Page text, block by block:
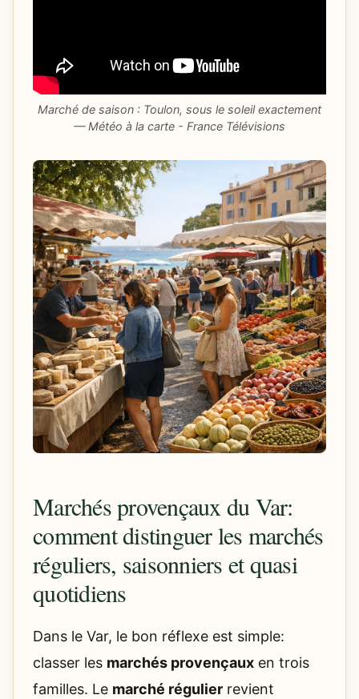
Marché de saison : Toulon, sous le soleil exactement
— Météo à la carte - France Télévisions
Marchés provençaux du Var:
comment distinguer les marchés
réguliers, saisonniers et quasi
quotidiens
Dans le Var, le bon réflexe est simple:
classer les marchés provençaux en trois
familles. Le marché régulier revient